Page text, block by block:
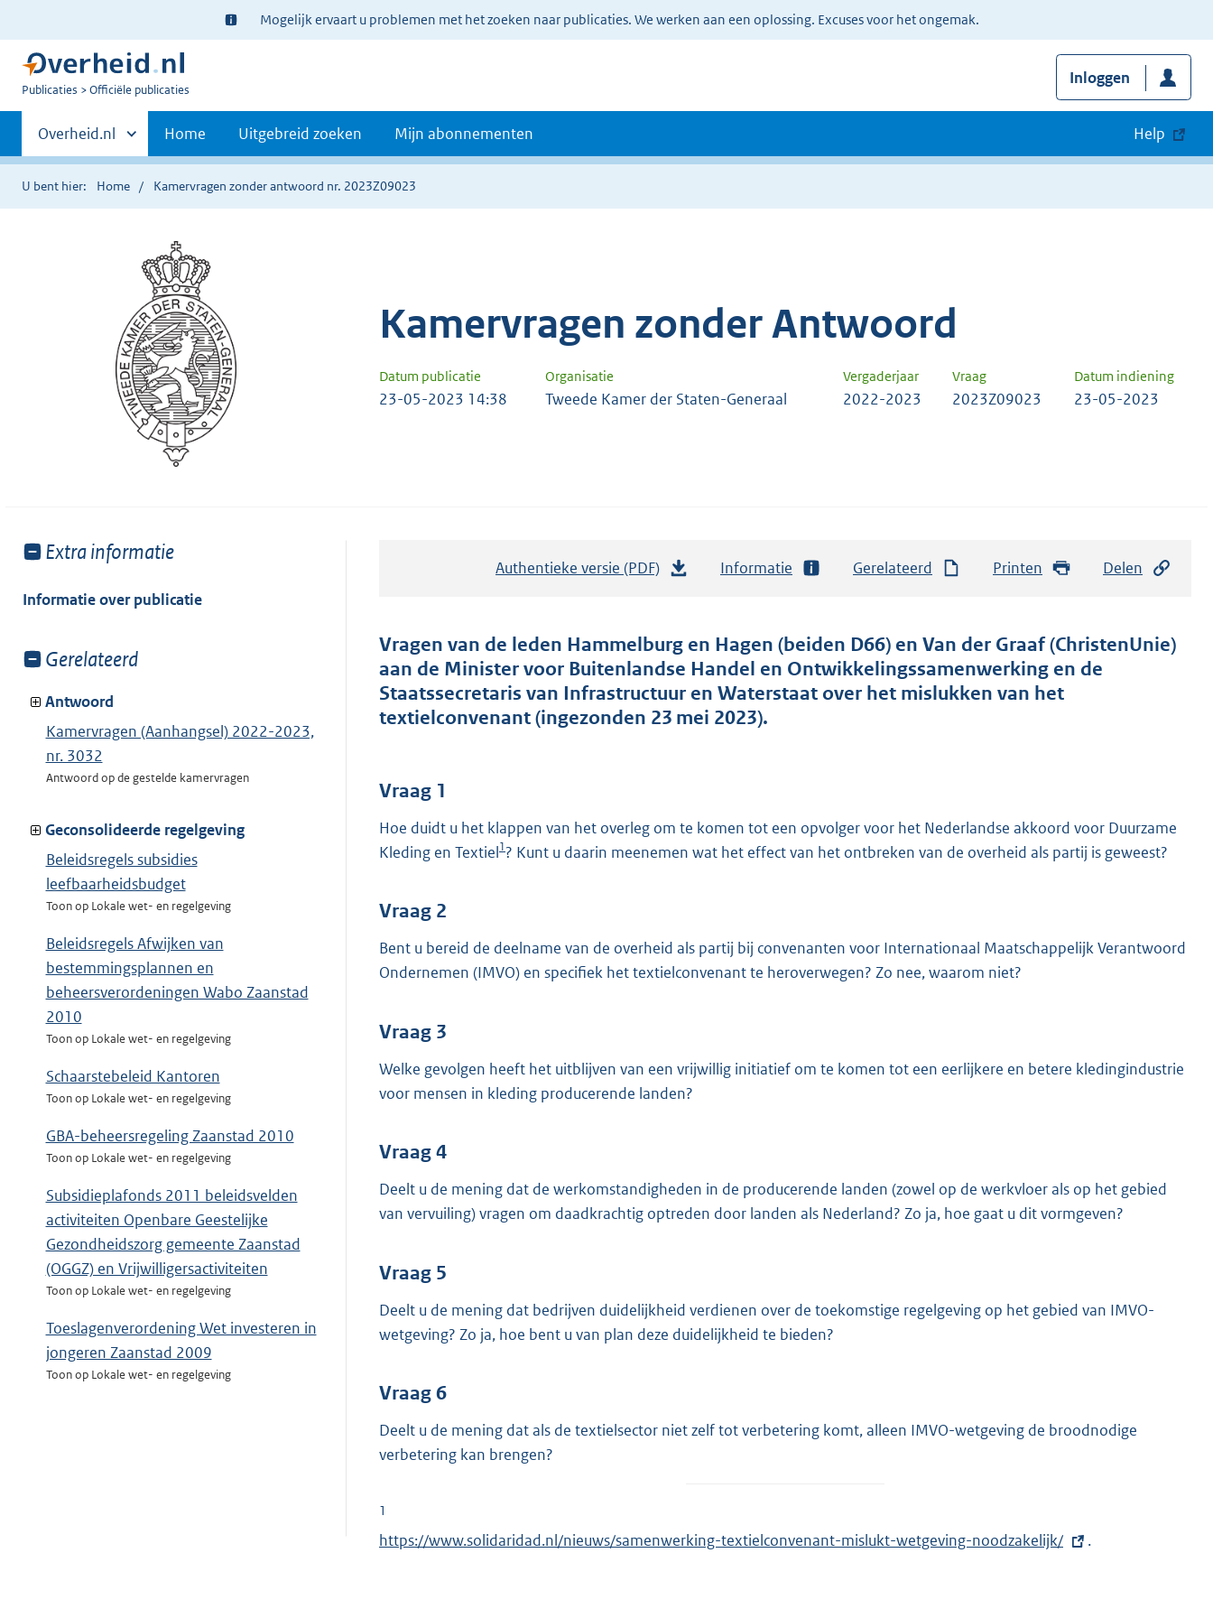
Ter
informatie:
Mogelijk ervaart u problemen met het zoeken naar publicaties. We werken aan een oplossing. Excuses voor het ongemak.
U
Publicaties Officiële publicaties
Inloggen
Primaire
navigatie
Andere
sites
binnen
Overheid.nl Home Uitgebreid zoeken Mijn abonnementen Help
U bent hier: Home Kamervragen zonder antwoord nr. 2023Z09023
Kamervragen zonder Antwoord
Datum publicatie Organisatie Vergaderjaar Vraag Datum indiening
23-05-2023 14:38 Tweede Kamer der Staten-Generaal 2022-2023 2023Z09023 23-05-2023
Toon
van:
Extra informatie
Informatie over publicatie
Toon
van:
Gerelateerd
Antwoord
Kamervragen (Aanhangsel) 2022-2023,
nr. 3032
Antwoord op de gestelde kamervragen
Geconsolideerde regelgeving
Beleidsregels subsidies
leefbaarheidsbudget
Toon op Lokale wet- en regelgeving
Beleidsregels Afwijken van
bestemmingsplannen en
beheersverordeningen Wabo Zaanstad
2010
Toon op Lokale wet- en regelgeving
Schaarstebeleid Kantoren
Toon op Lokale wet- en regelgeving
GBA-beheersregeling Zaanstad 2010
Toon op Lokale wet- en regelgeving
Subsidieplafonds 2011 beleidsvelden
activiteiten Openbare Geestelijke
Gezondheidszorg gemeente Zaanstad
(OGGZ) en Vrijwilligersactiviteiten
Toon op Lokale wet- en regelgeving
Toeslagenverordening Wet investeren in
jongeren Zaanstad 2009
Toon op Lokale wet- en regelgeving
Authentieke versie (PDF)
t
a
n
d
o
t
3
7
Informatie Gerelateerd Printen Delen
Vragen van de leden Hammelburg en Hagen (beiden D66) en Van der Graaf (ChristenUnie)
aan de Minister voor Buitenlandse Handel en Ontwikkelingssamenwerking en de
Staatssecretaris van Infrastructuur en Waterstaat over het mislukken van het
textielconvenant (ingezonden 23 mei 2023).
Vraag 1
Hoe duidt u het klappen van het overleg om te komen tot een opvolger voor het Nederlandse akkoord voor Duurzame
Kleding en Textiel1? Kunt u daarin meenemen wat het effect van het ontbreken van de overheid als partij is geweest?
Vraag 2
Bent u bereid de deelname van de overheid als partij bij convenanten voor Internationaal Maatschappelijk Verantwoord
Ondernemen (IMVO) en specifiek het textielconvenant te heroverwegen? Zo nee, waarom niet?
Vraag 3
Welke gevolgen heeft het uitblijven van een vrijwillig initiatief om te komen tot een eerlijkere en betere kledingindustrie
voor mensen in kleding producerende landen?
Vraag 4
Deelt u de mening dat de werkomstandigheden in de producerende landen (zowel op de werkvloer als op het gebied
van vervuiling) vragen om daadkrachtig optreden door landen als Nederland? Zo ja, hoe gaat u dit vormgeven?
Vraag 5
Deelt u de mening dat bedrijven duidelijkheid verdienen over de toekomstige regelgeving op het gebied van IMVO-
wetgeving? Zo ja, hoe bent u van plan deze duidelijkheid te bieden?
Vraag 6
Deelt u de mening dat als de textielsector niet zelf tot verbetering komt, alleen IMVO-wetgeving de broodnodige
verbetering kan brengen?
1
E
https://www.solidaridad.nl/nieuws/samenwerking-textielconvenant-mislukt-wetgeving-noodzakelijk/ .